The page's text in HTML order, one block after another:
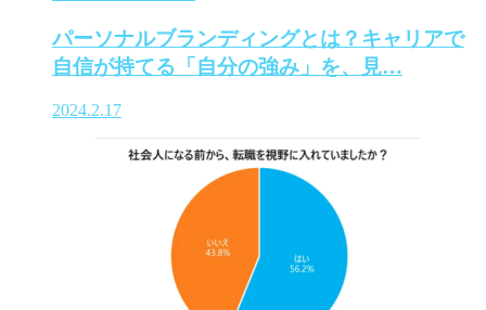
パーソナルブランディングとは？キャリアで
自信が持てる「自分の強み」を、見…
2024.2.17